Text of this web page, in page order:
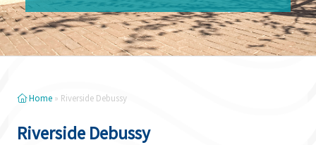
Home » Riverside Debussy
Riverside Debussy